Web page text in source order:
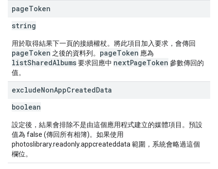
pageToken
string
用於取得結果下一頁的接續權杖。將此項目加入要求，會傳回
pageToken 之後的資料列。 pageToken 應為
listSharedAlbums要求回應中 nextPageToken 參數傳回的
值。
excludeNonAppCreatedData
boolean
設定後，結果會排除不是由這個應用程式建立的媒體項目。預設
值為 false (傳回所有相簿)。如果使用
photoslibrary.readonly.appcreateddata 範圍，系統會略過這個
欄位。